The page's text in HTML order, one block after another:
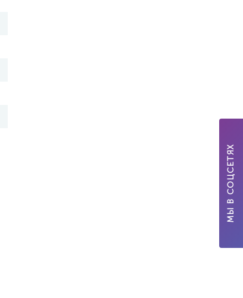
МЫ В СОЦСЕТЯХ